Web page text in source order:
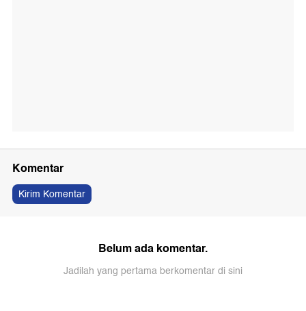
Komentar
Kirim Komentar
Belum ada komentar.
Jadilah yang pertama berkomentar di sini